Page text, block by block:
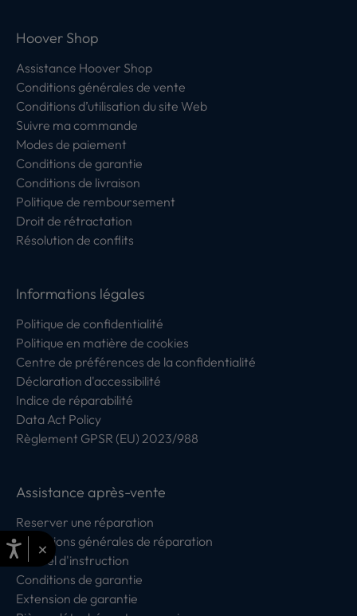
Hoover Shop
Assistance Hoover Shop
Conditions générales de vente
Conditions d’utilisation du site Web
Suivre ma commande
Modes de paiement
Conditions de garantie
Conditions de livraison
Politique de remboursement
Droit de rétractation
Résolution de conflits
Informations légales
Politique de confidentialité
Politique en matière de cookies
Centre de préférences de la confidentialité
Déclaration d'accessibilité
Indice de réparabilité
Data Act Policy
Règlement GPSR (EU) 2023/988
Assistance après-vente
Reserver une réparation
Conditions générales de réparation
Manuel d'instruction
Conditions de garantie
Extension de garantie
×